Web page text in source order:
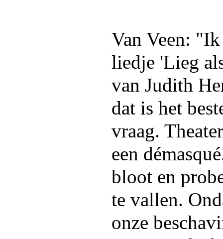
Van Veen:
liedje 'Lieg
van Judith
dat is het
vraag.
een
bloot en
te vallen.
onze